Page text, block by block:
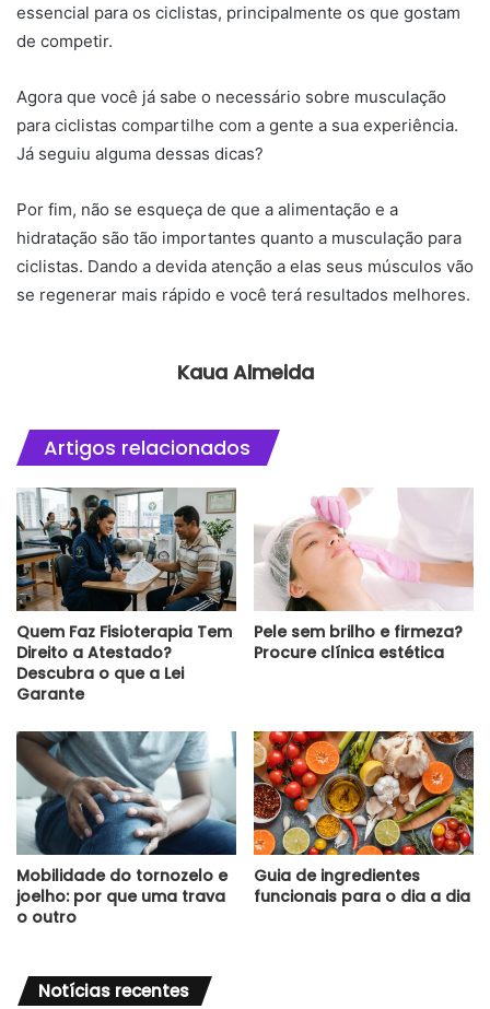
essencial para os ciclistas, principalmente os que gostam
de competir.
Agora que você já sabe o necessário sobre musculação
para ciclistas compartilhe com a gente a sua experiência.
Já seguiu alguma dessas dicas?
Por fim, não se esqueça de que a alimentação e a
hidratação são tão importantes quanto a musculação para
ciclistas. Dando a devida atenção a elas seus músculos vão
se regenerar mais rápido e você terá resultados melhores.
Kaua Almeida
Artigos relacionados
Quem Faz Fisioterapia Tem
Direito a Atestado?
Descubra o que a Lei
Garante
Pele sem brilho e firmeza?
Procure clínica estética
Mobilidade do tornozelo e
joelho: por que uma trava
o outro
Guia de ingredientes
funcionais para o dia a dia
Notícias recentes